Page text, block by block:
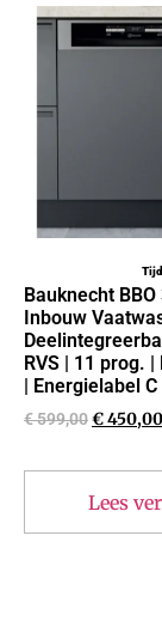
Bauknecht BBO
Inbouw
RVS | 11 prog.
| Energielabel C
€599,00€450,00
Lees